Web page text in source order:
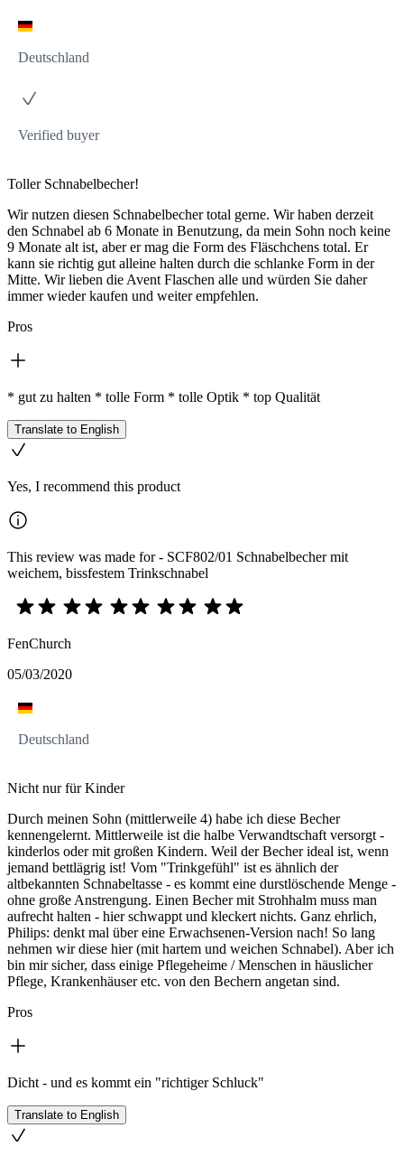
Deutschland
Verified buyer
Toller Schnabelbecher!
Wir nutzen diesen Schnabelbecher total gerne. Wir haben derzeit
den Schnabel ab 6 Monate in Benutzung, da mein Sohn noch keine
9 Monate alt ist, aber er mag die Form des Fläschchens total. Er
kann sie richtig gut alleine halten durch die schlanke Form in der
Mitte. Wir lieben die Avent Flaschen alle und würden Sie daher
immer wieder kaufen und weiter empfehlen.
Pros
* gut zu halten * tolle Form * tolle Optik * top Qualität
Translate to English
Yes, I recommend this product
This review was made for - SCF802/01 Schnabelbecher mit
weichem, bissfestem Trinkschnabel
FenChurch
05/03/2020
Deutschland
Nicht nur für Kinder
Durch meinen Sohn (mittlerweile 4) habe ich diese Becher
kennengelernt. Mittlerweile ist die halbe Verwandtschaft versorgt -
kinderlos oder mit großen Kindern. Weil der Becher ideal ist, wenn
jemand bettlägrig ist! Vom "Trinkgefühl" ist es ähnlich der
altbekannten Schnabeltasse - es kommt eine durstlöschende Menge -
ohne große Anstrengung. Einen Becher mit Strohhalm muss man
aufrecht halten - hier schwappt und kleckert nichts. Ganz ehrlich,
Philips: denkt mal über eine Erwachsenen-Version nach! So lang
nehmen wir diese hier (mit hartem und weichen Schnabel). Aber ich
bin mir sicher, dass einige Pflegeheime / Menschen in häuslicher
Pflege, Krankenhäuser etc. von den Bechern angetan sind.
Pros
Dicht - und es kommt ein "richtiger Schluck"
Translate to English